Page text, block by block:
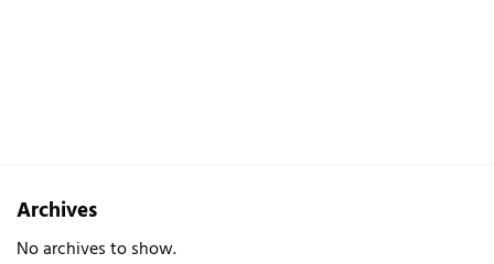
Archives
No archives to show.